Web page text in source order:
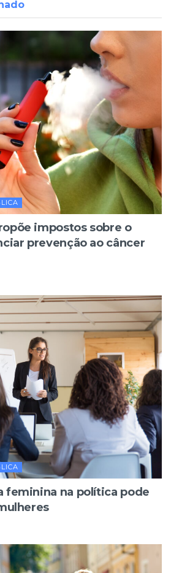
impostos sobre o
prevenção ao câncer
feminina na política pode